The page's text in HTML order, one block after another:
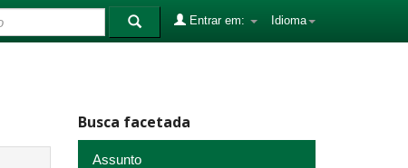
Idioma
Entrar em:
Busca facetada
Assunto